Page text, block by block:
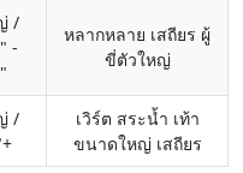
/
-
หลากหลาย เสถียร ผู้
ขี่ตัวใหญ่
/
เวิร์ต สระน้ำ เท้า
ขนาดใหญ่ เสถียร